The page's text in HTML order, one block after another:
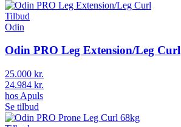
Tilbud
Odin
Odin PRO Leg Extension/Leg Curl
25.000 kr.
24.984 kr.
hos Apuls
Se tilbud